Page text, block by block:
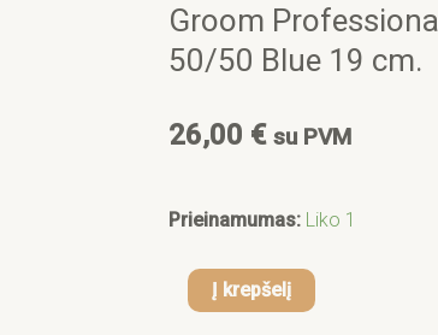
-
m
Groom
50/50 Blue 19 cm.
26,00 € su PVM
Prieinamumas: Liko 1
produkto
Groom
Professional
Į krepšelį